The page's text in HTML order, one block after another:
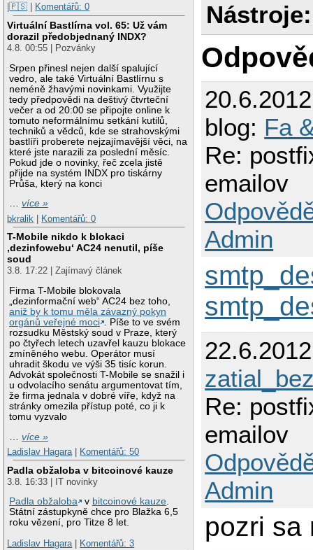
|🇵🇸
Komentářů: 0
Virtuální Bastlírna vol. 65: Už vám
dorazil předobjednaný INDX?
4.8. 00:55 | Pozvánky
Srpen přinesl nejen další spalující
vedro, ale také Virtuální Bastlírnu s
neméně žhavými novinkami. Využijte
tedy předpovědi na deštivý čtvrteční
večer a od 20:00 se připojte online k
tomuto neformálnímu setkání kutilů,
techniků a vědců, kde se strahovskými
bastlíři proberete nejzajímavější věci, na
které jste narazili za poslední měsíc.
Pokud jde o novinky, řeč zcela jistě
přijde na systém INDX pro tiskárny
Průša, který na konci
…více »
bkralik | Komentářů: 0
T-Mobile nikdo k blokaci
‚dezinfowebu‘ AC24 nenutil, píše
soud
3.8. 17:22 | Zajímavý článek
Firma T-Mobile blokovala
„dezinformační web“ AC24 bez toho,
aniž by k tomu měla závazný pokyn
orgánů veřejné moci
. Píše to ve svém
rozsudku Městský soud v Praze, který
po čtyřech letech uzavřel kauzu blokace
zmíněného webu. Operátor musí
uhradit škodu ve výši 35 tisíc korun.
Advokát společnosti T-Mobile se snažil i
u odvolacího senátu argumentovat tím,
že firma jednala v dobré víře, když na
stránky omezila přístup poté, co ji k
tomu vyzvalo
…více »
Ladislav Hagara| Komentářů: 50
Padla obžaloba v bitcoinové kauze
3.8. 16:33 | IT novinky
Padla obžaloba
v bitcoinové kauze.
Státní zástupkyně chce pro Blažka 6,5
roku vězení, pro Titze 8 let.
Ladislav Hagara| Komentářů: 3
Nástroje:
blog: Fa
Re:
emailov
Admin
Re:
emailov
Admin
pozri